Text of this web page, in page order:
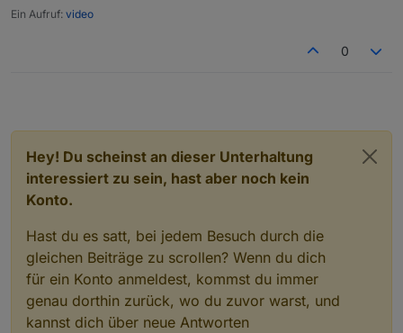
Ein Aufruf: video
0
Hey! Du scheinst an dieser Unterhaltung
interessiert zu sein, hast aber noch kein
Konto.
Hast du es satt, bei jedem Besuch durch die
gleichen Beiträge zu scrollen? Wenn du dich
für ein Konto anmeldest, kommst du immer
genau dorthin zurück, wo du zuvor warst, und
kannst dich über neue Antworten